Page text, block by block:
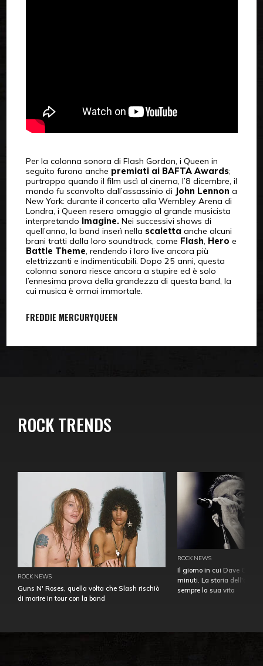
Per la colonna sonora di Flash Gordon, i Queen in
seguito furono anche premiati ai BAFTA Awards;
purtroppo quando il film uscì al cinema, l’8 dicembre, il
mondo fu sconvolto dall’assassinio di
John Lennon a
New York: durante il concerto alla Wembley Arena di
Londra, i Queen resero omaggio al grande musicista
interpretando Imagine.Nei successivi shows di
quell’anno, la band inserì nella scaletta anche alcuni
brani tratti dalla loro soundtrack, come Flash, Hero e
Battle Theme, rendendo i loro live ancora più
elettrizzanti e indimenticabili. Dopo 25 anni, questa
colonna sonora riesce ancora a stupire ed è solo
l’ennesima prova della grandezza di questa band, la
cui musica è ormai immortale.
FREDDIE MERCURYQUEEN
ROCK TRENDS
ROCK NEWS
Guns N' Roses, quella volta che Slash rischiò
di morire in tour con la band
ROCK NEWS
Il giorno in cui Dave
minuti. La storia
sempre la sua vita